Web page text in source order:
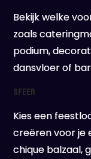
Bekijk welke
zoals
podium,
dansvloer of
Sfeer
Kies een
creëren voor je
chique balzaal,